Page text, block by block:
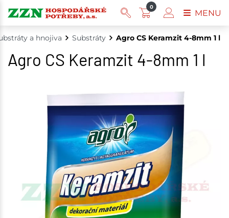
a hnojiva Substráty Agro CS Keramzit 4-8mm 1 l
Agro CS Keramzit 4-8mm 1 l
0
MENU